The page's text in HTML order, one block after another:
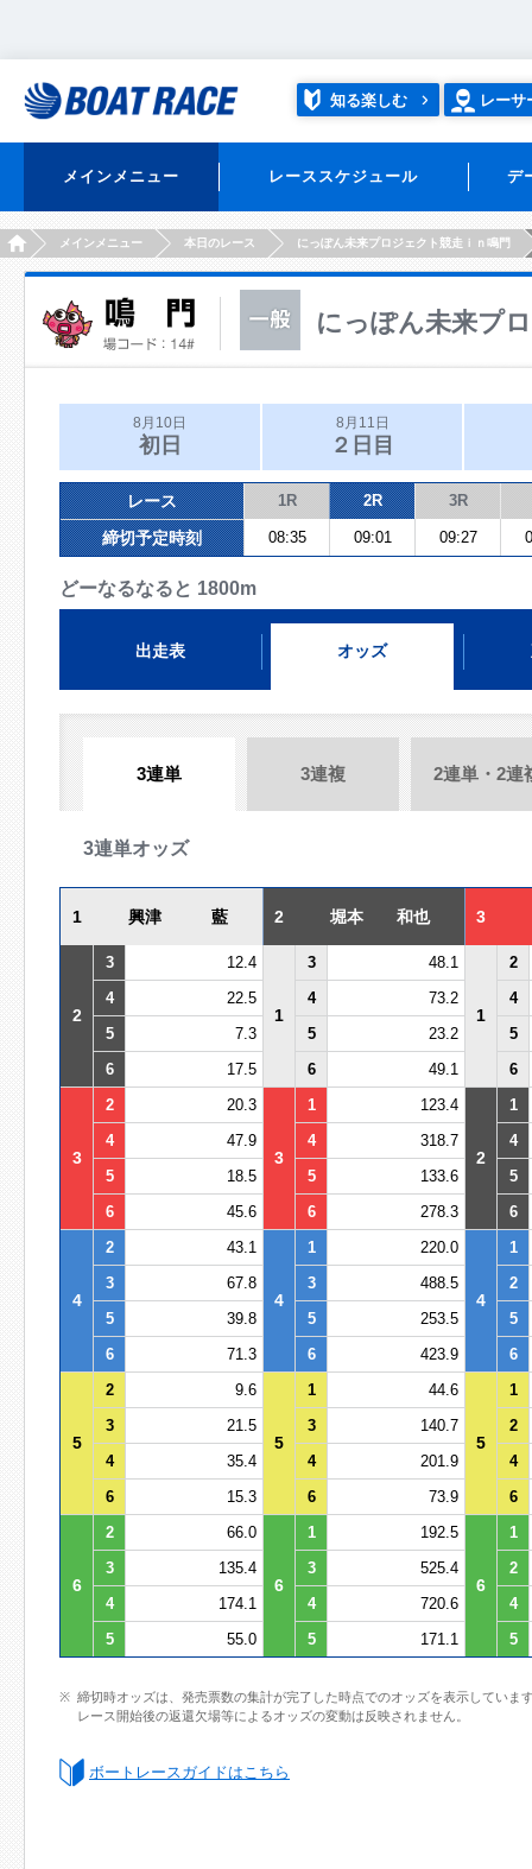
知る楽しむ レーサ
メインメニュー レーススケジュール デ
HOMEメインメニュー 本日のレース にっぽん未来プロジェクト競走ｉｎ鳴門
にっぽん未来プ
8月10日
初日
8月11日
２日目
レース 1R 2R 3R
締切予定時刻 08:35 09:01 09:27
どーなるなると 1800m
出走表 オッズ
3連単 3連複 2連単・2連
3連単オッズ
1 興津 藍 2 堀本 和也 3
2
3 12.4
1
3 48.1
1
2
4
22.5 4 73.2
4
5
7.3 5 23.2
5
6
17.5 6 49.1 6
3
2 20.3
3
1 123.4
2
1
4
47.9 4 318.7
4
5
18.5 5 133.6
5
6
45.6 6 278.3 6
4
2 43.1
4
1 220.0
4
1
3
67.8 3 488.5
2
5
39.8 5 253.5
5
6
71.3 6 423.9 6
5
2 9.6
5
1 44.6
5
1
3
21.5 3 140.7
2
4
35.4 4 201.9
4
6
15.3 6 73.9 6
6
2 66.0
6
1 192.5
6
1
3
135.4 3 525.4
2
4
174.1 4 720.6
4
5
55.0 5 171.1 5
締切時オッズは、発売票数の集計が完了した時点でのオッズを表示していま
レース開始後の返還欠場等によるオッズの変動は反映されません。
ボートレースガイドはこちら